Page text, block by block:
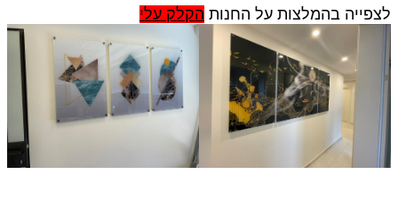
לצפייה בהמלצות על החנות הקלק עלי